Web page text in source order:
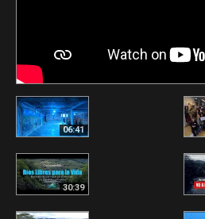
06:41
30:39